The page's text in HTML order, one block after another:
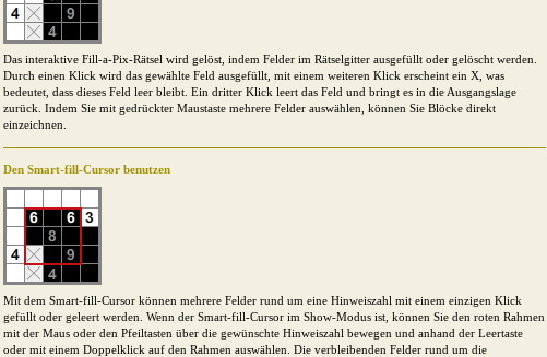
Das interaktive Fill-a-Pix-Rätsel wird gelöst, indem Felder im Rätselgitter ausgefüllt oder gelöscht werden.
Durch einen Klick wird das gewählte Feld ausgefüllt, mit einem weiteren Klick erscheint ein X, was
bedeutet, dass dieses Feld leer bleibt. Ein dritter Klick leert das Feld und bringt es in die Ausgangslage
zurück. Indem Sie mit gedrückter Maustaste mehrere Felder auswählen, können Sie Blöcke direkt
einzeichnen.
Den Smart-fill-Cursor benutzen
Mit dem Smart-fill-Cursor können mehrere Felder rund um eine Hinweiszahl mit einem einzigen Klick
gefüllt oder geleert werden. Wenn der Smart-fill-Cursor im Show-Modus ist, können Sie den roten Rahmen
mit der Maus oder den Pfeiltasten über die gewünschte Hinweiszahl bewegen und anhand der Leertaste
oder mit einem Doppelklick auf den Rahmen auswählen. Die verbleibenden Felder rund um die